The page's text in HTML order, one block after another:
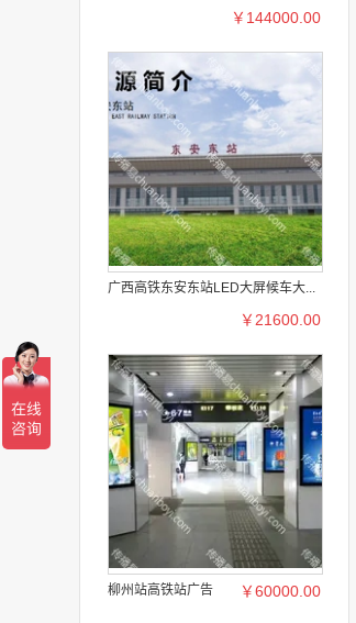
￥144000.00
广西高铁东安东站LED大屏候车大...
￥21600.00
柳州站高铁站广告 ￥60000.00